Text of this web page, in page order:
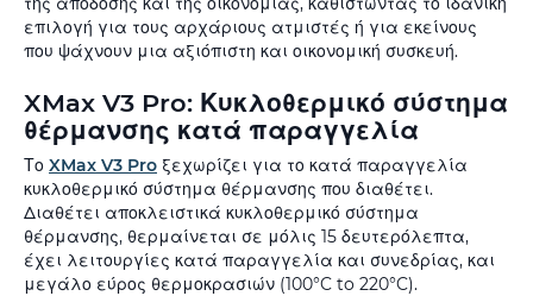
επιλογή για τους αρχάριους ατμιστές ή για εκείνους
που ψάχνουν μια αξιόπιστη και οικονομική συσκευή.
XMax V3 Pro: Κυκλοθερμικό σύστημα
θέρμανσης κατά παραγγελία
Το XMax V3 Pro ξεχωρίζει για το κατά παραγγελία
κυκλοθερμικό σύστημα θέρμανσης που διαθέτει.
Διαθέτει αποκλειστικά κυκλοθερμικό σύστημα
θέρμανσης, θερμαίνεται σε μόλις 15 δευτερόλεπτα,
έχει λειτουργίες κατά παραγγελία και συνεδρίας, και
μεγάλο εύρος θερμοκρασιών (100°C to 220°C).